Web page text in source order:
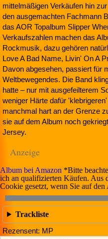
mittelmäßigen Verkäufen hin
den ausgemachten Fachmann
das AOR Topalbum Slipper
Verkaufszahlen machen das
Rockmusik, dazu gehören
Love A Bad Name, Livin' On A
Davon abgesehen, passiert für
Weltbewegendes. Die Band
hatte – nur mit ausgefeilterem
weniger Härte dafür
manchmal hart an der Grenze
sie auf dem Album noch
Jersey.
Anzeige
Album bei Amazon *Bitte
ich an qualifizierten Käufen. Aus
Cookie gesetzt, wenn Sie auf
Trackliste
Rezensent: MP